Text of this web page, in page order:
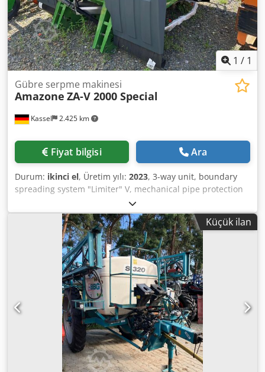
1 / 1
Kassel 2.425 km
Gübre serpme makinesi
Amazone ZA-V 2000 Special
Fiyat bilgisi Ara
Durum: ikinci el, Üretim yılı: 2023, 3-way unit, boundary
spreading system "Limiter" V, mechanical pipe protection
bracket L, position indicator for spreader mechanism ZA-V,
container extension S 2000, installation components for ZA
basic units, PTO shaft with friction clutch, large
mudguards and ladders, LED rear lights. Dcodpfot Dwibsx
Küçük ilan